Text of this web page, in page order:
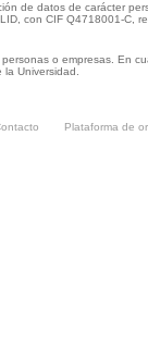
de datos de carácter
con CIF Q4718001-
o empresas. En
Universidad.
Plataforma de